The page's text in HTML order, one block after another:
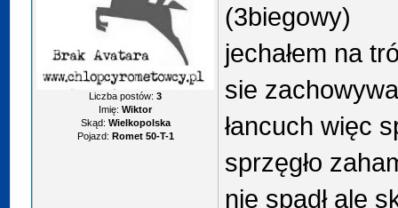
Liczba postów:3
Imię: Wiktor
Skąd: Wielkopolska
Pojazd: Romet 50-T-1
(3biegowy)
jechałem na
sie
łancuch więc
sprzęgło
nie spadł ale